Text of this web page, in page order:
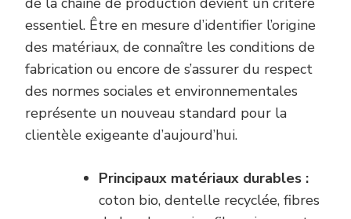
essentiel. Être en mesure d’identifier l’origine
des matériaux, de connaître les conditions de
fabrication ou encore de s’assurer du respect
des normes sociales et environnementales
représente un nouveau standard pour la
clientèle exigeante d’aujourd’hui.
Principaux matériaux durables :
coton bio, dentelle recyclée, fibres